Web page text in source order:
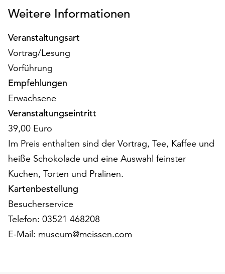
werden
ohne
Ihr
Einverständnis
weiterhin
ausgeführt.
Möchten
Sie
die
verwendeten
Cookies
anpassen,
erreichen
die
Einstellungen
über
die
Schaltfläche
Weitere Informationen
Veranstaltungsart
Vortrag/Lesung
Vorführung
Empfehlungen
Erwachsene
Veranstaltungseintritt
39,00 Euro
Im Preis enthalten sind der Vortrag, Tee, Kaffee und
heiße Schokolade und eine Auswahl feinster
Kuchen, Torten und Pralinen.
Kartenbestellung
Besucherservice
Telefon: 03521 468208
E-Mail: museum@meissen.com